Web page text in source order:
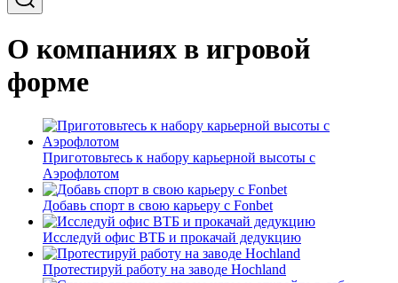
О компаниях в игровой
форме
Приготовьтесь к набору карьерной высоты с
Аэрофлотом
Добавь спорт в свою карьеру с Fonbet
Исследуй офис ВТБ и прокачай дедукцию
Протестируй работу на заводе Hochland